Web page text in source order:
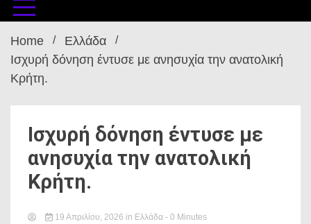
Home
Ελλάδα
Ισχυρή δόνηση έντυσε με ανησυχία την ανατολική
Κρήτη.
Ισχυρή δόνηση έντυσε με
ανησυχία την ανατολική
Κρήτη.
19 Απριλίου, 2026 in Ελλάδα - 0 Minutes